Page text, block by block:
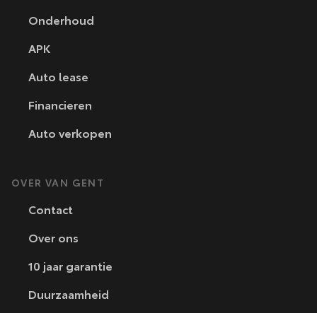
Onderhoud
APK
Auto lease
Financieren
Auto verkopen
OVER VAN GENT
Contact
Over ons
10 jaar garantie
Duurzaamheid